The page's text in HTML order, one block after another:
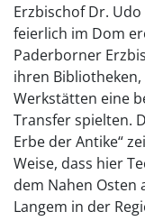
Erzbischof Dr.
feierlich im Dom
Paderborner
ihren
Werkstätten eine
Transfer spielten.
Erbe der Antike“
Weise, dass hier
dem Nahen Osten
Langem in der